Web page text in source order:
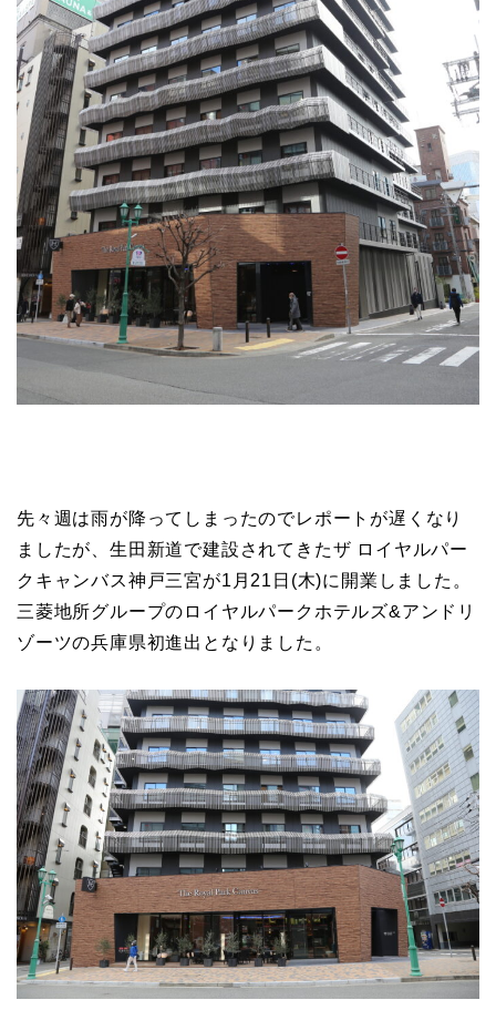
先々週は雨が降ってしまったのでレポートが遅くなり
ましたが、生田新道で建設されてきたザ ロイヤルパー
クキャンバス神戸三宮が1月21日(木)に開業しました。
三菱地所グループのロイヤルパークホテルズ&アンドリ
ゾーツの兵庫県初進出となりました。